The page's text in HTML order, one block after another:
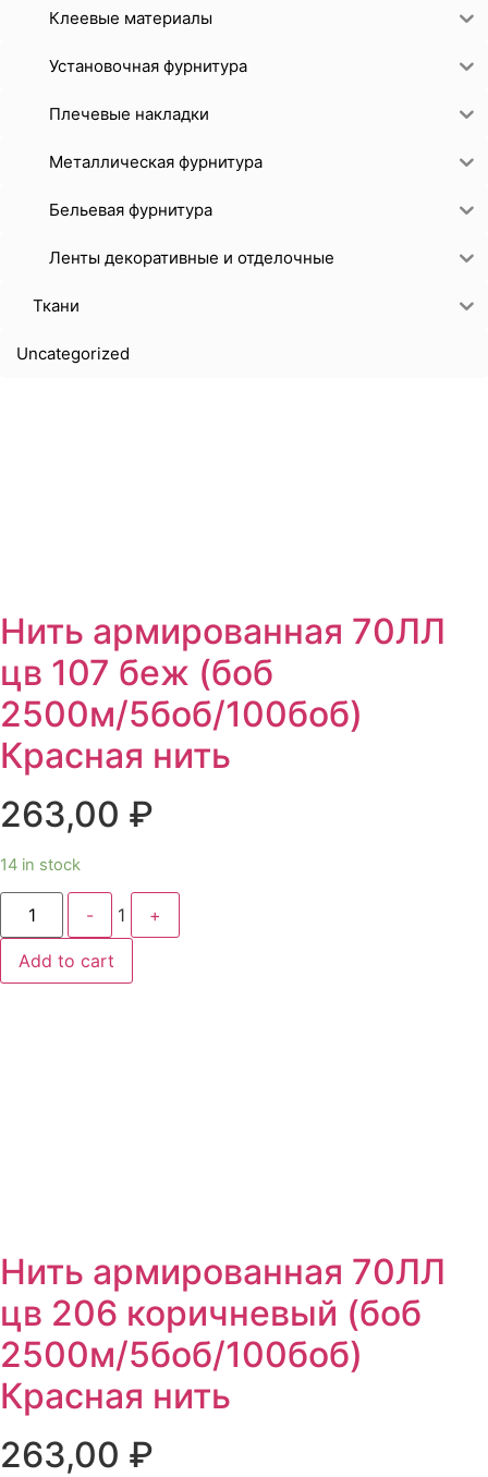
Клеевые материалы
Установочная фурнитура
Плечевые накладки
Металлическая фурнитура
Бельевая фурнитура
Ленты декоративные и отделочные
Ткани
Uncategorized
Нить армированная 70ЛЛ
цв 107 беж (боб
2500м/5боб/100боб)
Красная нить
263,00 ₽
14 in stock
Quantity
- 1 +
Add to cart
Нить армированная 70ЛЛ
цв 206 коричневый (боб
2500м/5боб/100боб)
Красная нить
263,00 ₽